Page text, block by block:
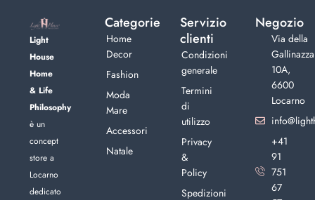
Light
House
Home
& Life
Philosophy
è un
concept
store a
Locarno
dedicato
Categorie
Home
Decor
Fashion
Moda
Mare
Accessori
Natale
Servizio
clienti
Condizioni
generale
Termini
di
utilizzo
Privacy
&
Policy
Spedizioni
Negozio
Via della
Gallinazza
10A,
6600
Locarno
+41
91
751
67